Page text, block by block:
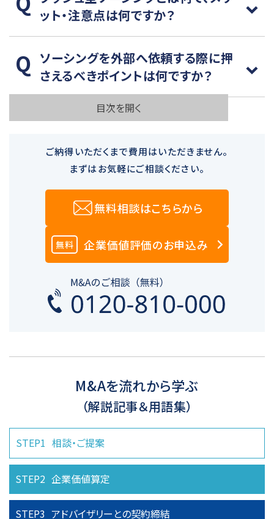
目次を開く
ット・注意点は何ですか？
ソーシングを外部へ依頼する際に押
さえるべきポイントは何ですか？
ご納得いただくまで費用はいただきません。
まずはお気軽にご相談ください。
無料相談はこちらから
無料 企業価値評価のお申込み
M&Aを流れから学ぶ
（解説記事＆用語集）
STEP1 相談・ご提案
STEP2 企業価値算定
STEP3 アドバイザリーとの契約締結